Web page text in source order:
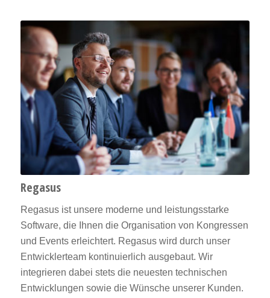
Regasus
Regasus ist unsere moderne und leistungsstarke
Software, die Ihnen die Organisation von Kongressen
und Events erleichtert. Regasus wird durch unser
Entwicklerteam kontinuierlich ausgebaut. Wir
integrieren dabei stets die neuesten technischen
Entwicklungen sowie die Wünsche unserer Kunden.